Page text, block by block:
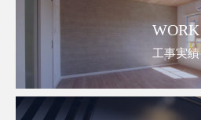
WORK
工事実績